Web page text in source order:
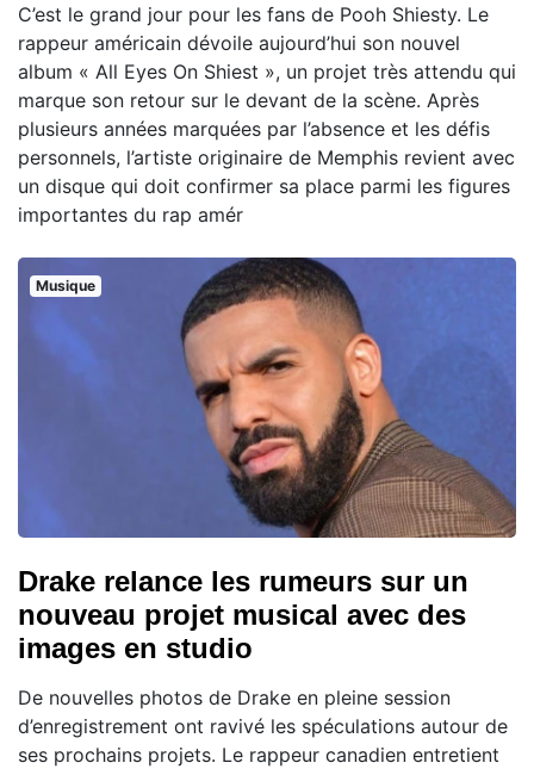
C’est le grand jour pour les fans de Pooh Shiesty. Le
rappeur américain dévoile aujourd’hui son nouvel
album « All Eyes On Shiest », un projet très attendu qui
marque son retour sur le devant de la scène. Après
plusieurs années marquées par l’absence et les défis
personnels, l’artiste originaire de Memphis revient avec
un disque qui doit confirmer sa place parmi les figures
importantes du rap amér
Musique
Drake relance les rumeurs sur un
nouveau projet musical avec des
images en studio
De nouvelles photos de Drake en pleine session
d’enregistrement ont ravivé les spéculations autour de
ses prochains projets. Le rappeur canadien entretient